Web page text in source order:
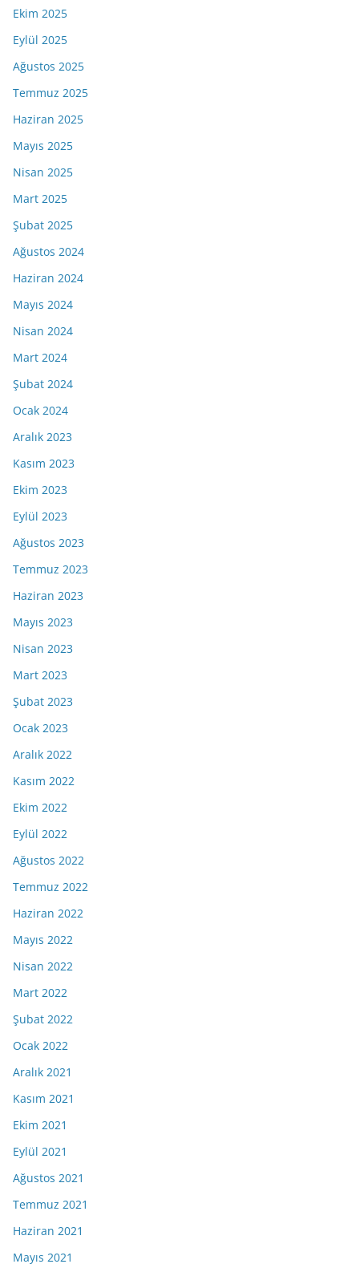
Ekim 2025
Eylül 2025
Ağustos 2025
Temmuz 2025
Haziran 2025
Mayıs 2025
Nisan 2025
Mart 2025
Şubat 2025
Ağustos 2024
Haziran 2024
Mayıs 2024
Nisan 2024
Mart 2024
Şubat 2024
Ocak 2024
Aralık 2023
Kasım 2023
Ekim 2023
Eylül 2023
Ağustos 2023
Temmuz 2023
Haziran 2023
Mayıs 2023
Nisan 2023
Mart 2023
Şubat 2023
Ocak 2023
Aralık 2022
Kasım 2022
Ekim 2022
Eylül 2022
Ağustos 2022
Temmuz 2022
Haziran 2022
Mayıs 2022
Nisan 2022
Mart 2022
Şubat 2022
Ocak 2022
Aralık 2021
Kasım 2021
Ekim 2021
Eylül 2021
Ağustos 2021
Temmuz 2021
Haziran 2021
Mayıs 2021